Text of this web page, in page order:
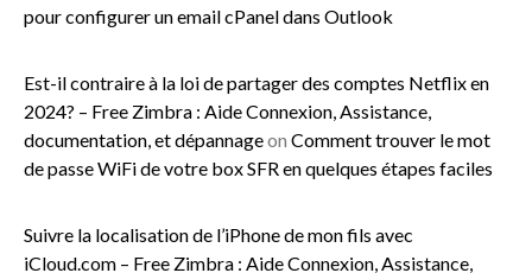
pour configurer un email cPanel dans Outlook
Est-il contraire à la loi de partager des comptes Netflix en
2024? – Free Zimbra : Aide Connexion, Assistance,
documentation, et dépannageon Comment trouver le mot
de passe WiFi de votre box SFR en quelques étapes faciles
Suivre la localisation de l’iPhone de mon fils avec
iCloud.com – Free Zimbra : Aide Connexion, Assistance,